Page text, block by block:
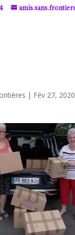
| Fév 27, 2020